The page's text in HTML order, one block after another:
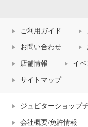
ご利用ガイド
お問い合わせ
店舗情報 イ
サイトマップ
ジュピターショップ
会社概要/免許情報